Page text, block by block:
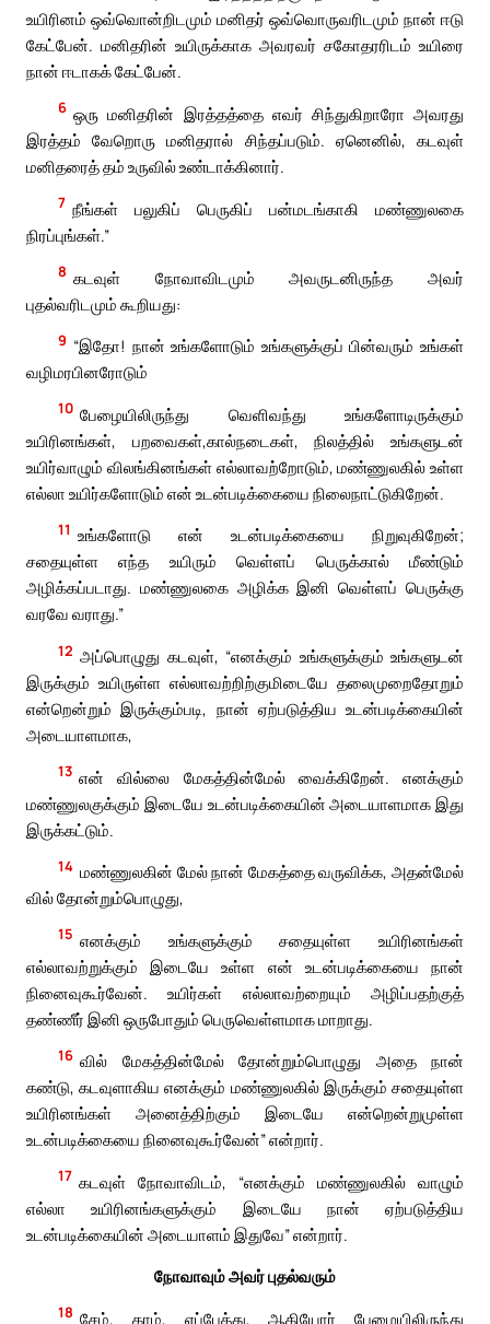
உயிரினம் ஒவ்வொன்றிடமும் மனிதர் ஒவ்வொருவரிடமும் நான் ஈடு
கேட்பேன். மனிதரின் உயிருக்காக அவரவர் சகோதரரிடம் உயிரை
நான் ஈடாகக் கேட்பேன்.
6 ஒரு மனிதரின் இரத்தத்தை எவர் சிந்துகிறாரோ அவரது
இரத்தம் வேறொரு மனிதரால் சிந்தப்படும். ஏனெனில், கடவுள்
மனிதரைத் தம் உருவில் உண்டாக்கினார்.
7 நீங்கள் பலுகிப் பெருகிப் பன்மடங்காகி மண்ணுலகை
நிரப்புங்கள்.”
8 கடவுள் நோவாவிடமும் அவருடனிருந்த அவர்
புதல்வரிடமும் கூறியது:
9 “இதோ! நான் உங்களோடும் உங்களுக்குப் பின்வரும் உங்கள்
வழிமரபினரோடும்
10 பேழையிலிருந்து வெளிவந்து உங்களோடிருக்கும்
உயிரினங்கள், பறவைகள்,கால்நடைகள், நிலத்தில் உங்களுடன்
உயிர்வாழும் விலங்கினங்கள் எல்லாவற்றோடும், மண்ணுலகில் உள்ள
எல்லா உயிர்களோடும் என் உடன்படிக்கையை நிலைநாட்டுகிறேன்.
11 உங்களோடு என் உடன்படிக்கையை நிறுவுகிறேன்;
சதையுள்ள எந்த உயிரும் வெள்ளப் பெருக்கால் மீண்டும்
அழிக்கப்படாது. மண்ணுலகை அழிக்க இனி வெள்ளப் பெருக்கு
வரவே வராது.”
12 அப்பொழுது கடவுள், “எனக்கும் உங்களுக்கும் உங்களுடன்
இருக்கும் உயிருள்ள எல்லாவற்றிற்குமிடையே தலைமுறைதோறும்
என்றென்றும் இருக்கும்படி, நான் ஏற்படுத்திய உடன்படிக்கையின்
அடையாளமாக,
13 என் வில்லை மேகத்தின்மேல் வைக்கிறேன். எனக்கும்
மண்ணுலகுக்கும் இடையே உடன்படிக்கையின் அடையாளமாக இது
இருக்கட்டும்.
14 மண்ணுலகின் மேல் நான் மேகத்தை வருவிக்க, அதன்மேல்
வில் தோன்றும்பொழுது,
15 எனக்கும் உங்களுக்கும் சதையுள்ள உயிரினங்கள்
எல்லாவற்றுக்கும் இடையே உள்ள என் உடன்படிக்கையை நான்
நினைவுகூர்வேன். உயிர்கள் எல்லாவற்றையும் அழிப்பதற்குத்
தண்ணீர் இனி ஒருபோதும் பெருவெள்ளமாக மாறாது.
16 வில் மேகத்தின்மேல் தோன்றும்பொழுது அதை நான்
கண்டு, கடவுளாகிய எனக்கும் மண்ணுலகில் இருக்கும் சதையுள்ள
உயிரினங்கள் அனைத்திற்கும் இடையே என்றென்றுமுள்ள
உடன்படிக்கையை நினைவுகூர்வேன்” என்றார்.
17 கடவுள் நோவாவிடம், “எனக்கும் மண்ணுலகில் வாழும்
எல்லா உயிரினங்களுக்கும் இடையே நான் ஏற்படுத்திய
உடன்படிக்கையின் அடையாளம் இதுவே” என்றார்.
நோவாவும் அவர் புதல்வரும்
18 சேம், காம், எப்பேத்து, ஆகியோர் பேழையிலிருந்து